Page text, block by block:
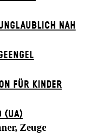
NAH
FÜR KINDER
(UA)
Zeuge